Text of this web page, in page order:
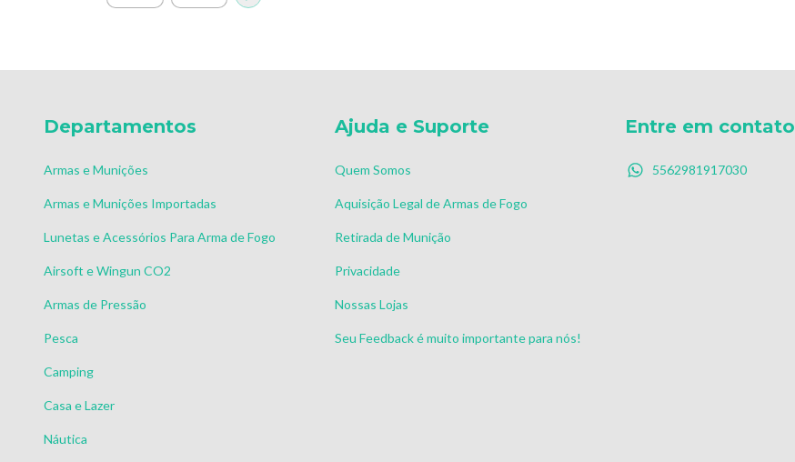
Departamentos
Armas e Munições
Armas e Munições Importadas
Lunetas e Acessórios Para Arma de Fogo
Airsoft e Wingun CO2
Armas de Pressão
Pesca
Camping
Casa e Lazer
Náutica
Ajuda e Suporte
Quem Somos
Aquisição Legal de Armas de Fogo
Retirada de Munição
Privacidade
Nossas Lojas
Seu Feedback é muito importante para nós!
Entre em contato
5562981917030